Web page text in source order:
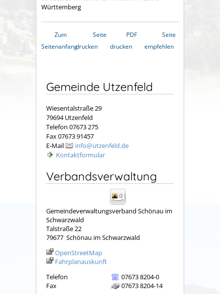
Württemberg
Zum
Seitenanfang
Seite
drucken
PDF
drucken
Seite
empfehlen
Gemeinde Utzenfeld
Wiesentalstraße 29
79694 Utzenfeld
Telefon 07673 275
Fax 07673 91457
E-Mail
info@utzenfeld.de
Kontaktformular
Verbandsverwaltung
Gemeindeverwaltungsverband Schönau im
Schwarzwald
Talstraße 22
79677 Schönau im Schwarzwald
OpenStreetMap
Fahrplanauskunft
Telefon
07673 8204-0
Fax
07673 8204-14